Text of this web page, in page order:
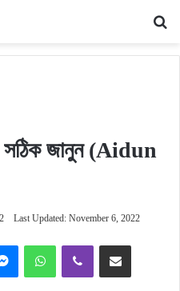
সঠিক জানুন (Aidun
Last Updated: November 6, 2022
MessengerWhatsAppViber Share via Email